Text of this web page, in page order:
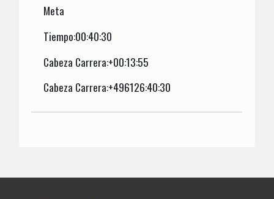
Meta
Tiempo:00:40:30
Cabeza Carrera:+00:13:55
Cabeza Carrera:+496126:40:30